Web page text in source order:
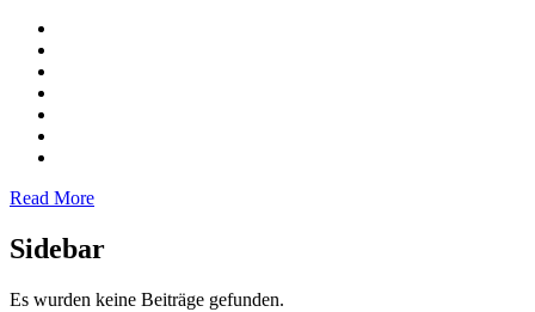
Read More
Sidebar
Es wurden keine Beiträge gefunden.